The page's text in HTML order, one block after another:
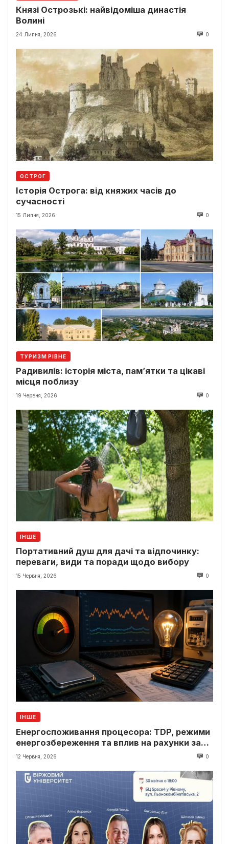
Князі Острозькі: найвідоміша династія
Волині
24 Липня, 2026 0
ОСТРОГ
Історія Острога: від княжих часів до
сучасності
15 Липня, 2026 0
ТУРИЗМ РІВНЕ
Радивилів: історія міста, пам’ятки та цікаві
місця поблизу
19 Червня, 2026 0
ІНШЕ
Портативний душ для дачі та відпочинку:
переваги, види та поради щодо вибору
15 Червня, 2026 0
ІНШЕ
Енергоспоживання процесора: TDP, режими
енергозбереження та вплив на рахунки за
світло
12 Червня, 2026 0